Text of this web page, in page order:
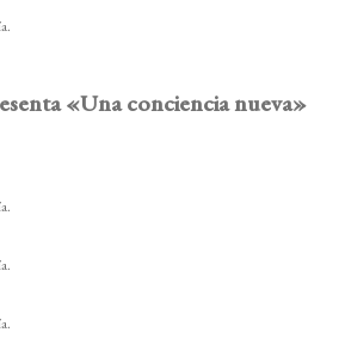
«Una conciencia nueva»